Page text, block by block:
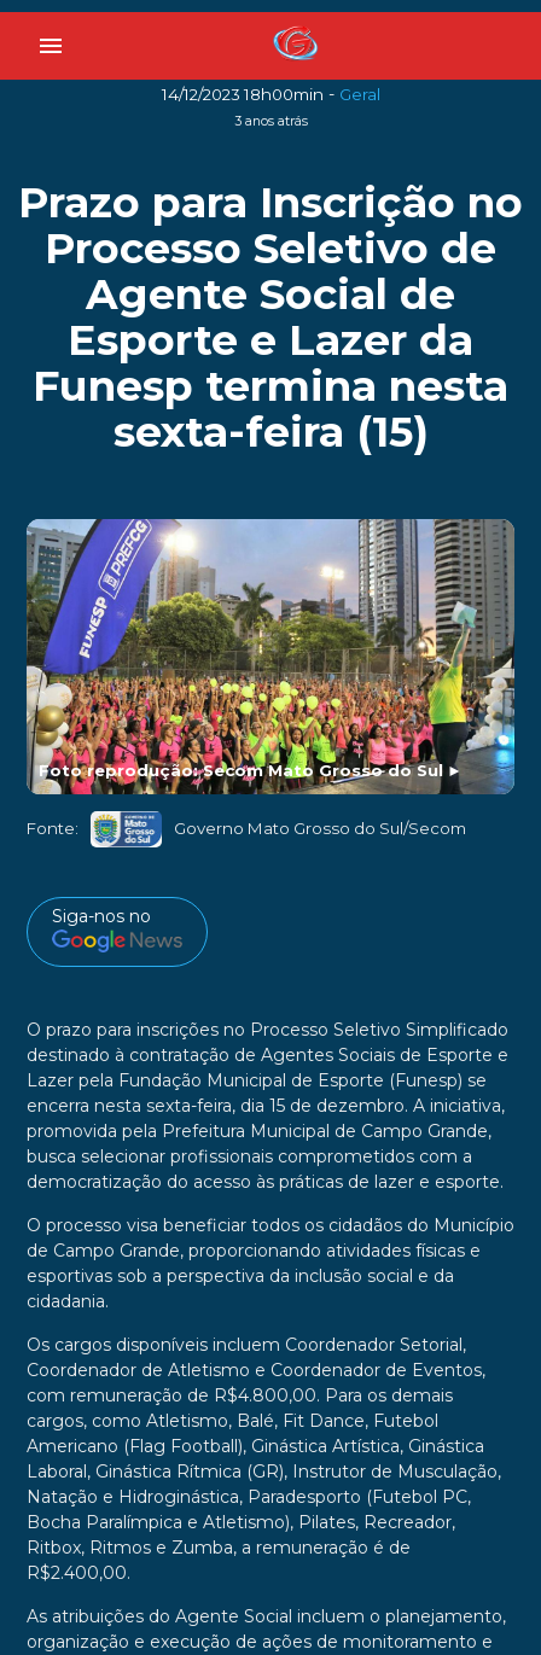
menu
14/12/2023 18h00min - Geral
3 anos atrás
Prazo para Inscrição no
Processo Seletivo de
Agente Social de
Esporte e Lazer da
Funesp termina nesta
sexta-feira (15)
Foto reprodução: Secom Mato Grosso do Sul►
Fonte: Governo Mato Grosso do Sul/Secom
Siga-nos no
O prazo para inscrições no Processo Seletivo Simplificado
destinado à contratação de Agentes Sociais de Esporte e
Lazer pela Fundação Municipal de Esporte (Funesp) se
encerra nesta sexta-feira, dia 15 de dezembro. A iniciativa,
promovida pela Prefeitura Municipal de Campo Grande,
busca selecionar profissionais comprometidos com a
democratização do acesso às práticas de lazer e esporte.
O processo visa beneficiar todos os cidadãos do Município
de Campo Grande, proporcionando atividades físicas e
esportivas sob a perspectiva da inclusão social e da
cidadania.
Os cargos disponíveis incluem Coordenador Setorial,
Coordenador de Atletismo e Coordenador de Eventos,
com remuneração de R$4.800,00. Para os demais
cargos, como Atletismo, Balé, Fit Dance, Futebol
Americano (Flag Football), Ginástica Artística, Ginástica
Laboral, Ginástica Rítmica (GR), Instrutor de Musculação,
Natação e Hidroginástica, Paradesporto (Futebol PC,
Bocha Paralímpica e Atletismo), Pilates, Recreador,
Ritbox, Ritmos e Zumba, a remuneração é de
R$2.400,00.
As atribuições do Agente Social incluem o planejamento,
organização e execução de ações de monitoramento e